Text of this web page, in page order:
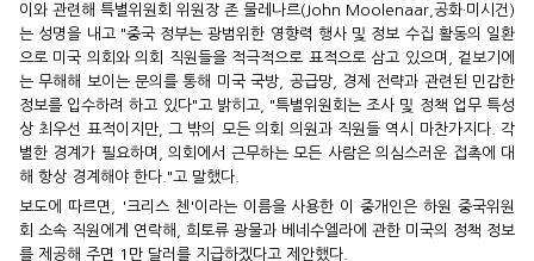
이와 관련해 특별위원회 위원장 존 물레나르(John Moolenaar,공화·미시건)
는 성명을 내고 "중국 정부는 광범위한 영향력 행사 및 정보 수집 활동의 일환
으로 미국 의회와 의회 직원들을 적극적으로 표적으로 삼고 있으며, 겉보기에
는 무해해 보이는 문의를 통해 미국 국방, 공급망, 경제 전략과 관련된 민감한
정보를 입수하려 하고 있다"고 밝히고, "특별위원회는 조사 및 정책 업무 특성
상 최우선 표적이지만, 그 밖의 모든 의회 의원과 직원들 역시 마찬가지다. 각
별한 경계가 필요하며, 의회에서 근무하는 모든 사람은 의심스러운 접촉에 대
해 항상 경계해야 한다."고 말했다.
보도에 따르면, '크리스 첸'이라는 이름을 사용한 이 중개인은 하원 중국위원
회 소속 직원에게 연락해, 희토류 광물과 베네수엘라에 관한 미국의 정책 정보
를 제공해 주면 1만 달러를 지급하겠다고 제안했다.